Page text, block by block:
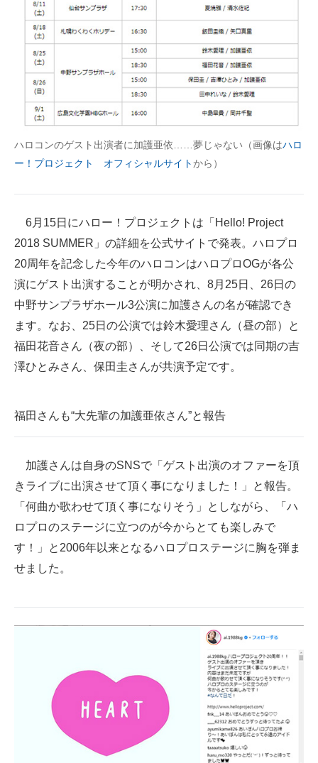
ビジネスと働き方のヒント
AI活用のいまが分かる
企業ITのトレンドを詳説
経営リーダーのコミュニティ
ITエンジニア向け専門サイト
企業向けIT製品の総合サイト
IT製品の技術・比較・事例
モノづくり技術者専門サイト
電子設計の基本と応用
ちょっと気になるネットの話題
ハロコンのゲスト出演者に加護亜依……夢じゃない（画像はハロ
ー！プロジェクト オフィシャルサイトから）
6月15日にハロー！プロジェクトは「Hello! Project
2018 SUMMER」の詳細を公式サイトで発表。ハロプロ
20周年を記念した今年のハロコンはハロプロOGが各公
演にゲスト出演することが明かされ、8月25日、26日の
中野サンプラザホール3公演に加護さんの名が確認でき
ます。なお、25日の公演では鈴木愛理さん（昼の部）と
福田花音さん（夜の部）、そして26日公演では同期の吉
澤ひとみさん、保田圭さんが共演予定です。
福田さんも“大先輩の加護亜依さん”と報告
加護さんは自身のSNSで「ゲスト出演のオファーを頂
きライブに出演させて頂く事になりました！」と報告。
「何曲か歌わせて頂く事になりそう」としながら、「ハ
ロプロのステージに立つのが今からとても楽しみで
す！」と2006年以来となるハロプロステージに胸を弾ま
せました。